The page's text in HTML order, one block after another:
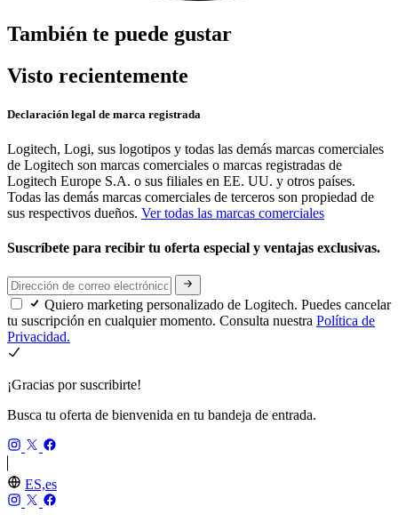
También te puede gustar
Visto recientemente
Declaración legal de marca registrada
Logitech, Logi, sus logotipos y todas las demás marcas comerciales
de Logitech son marcas comerciales o marcas registradas de
Logitech Europe S.A. o sus filiales en EE. UU. y otros países.
Todas las demás marcas comerciales de terceros son propiedad de
sus respectivos dueños. Ver todas las marcas comerciales
Suscríbete para recibir tu oferta especial y ventajas exclusivas.
Quiero marketing personalizado de Logitech. Puedes cancelar
tu suscripción en cualquier momento. Consulta nuestra Política de
Privacidad.
¡Gracias por suscribirte!
Busca tu oferta de bienvenida en tu bandeja de entrada.
ES,es